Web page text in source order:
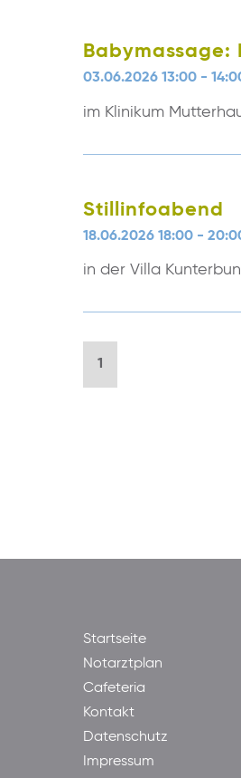
03.06.2026 13:00 -
im Klinikum
Stillinfoabend
18.06.2026 18:00 -
in der Villa
1
Startseite
Notarztplan
Cafeteria
Kontakt
Datenschutz
Impressum